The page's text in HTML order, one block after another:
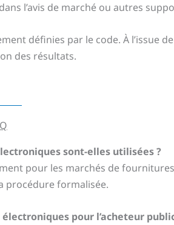
l’avis de marché ou autres
définies par le code. À l’issue
des résultats.
sont-elles utilisées ?
pour les marchés de
procédure formalisée.
pour l’acheteur